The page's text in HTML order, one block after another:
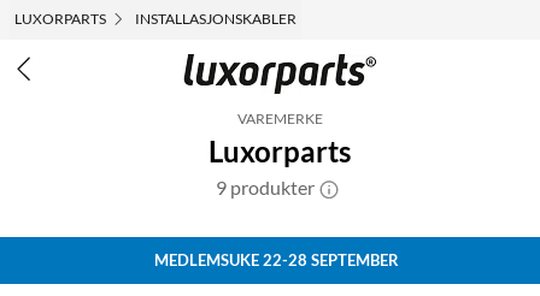
LUXORPARTS INSTALLASJONSKABLER
VAREMERKE
Luxorparts
9 produkter
MEDLEMSUKE 22-28 SEPTEMBER